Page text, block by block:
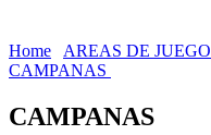
Home AREAS DE JUEGO
CAMPANAS
CAMPANAS